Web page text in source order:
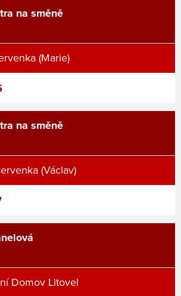
na směně
(Marie)
na směně
(Václav)
Domov Litovel